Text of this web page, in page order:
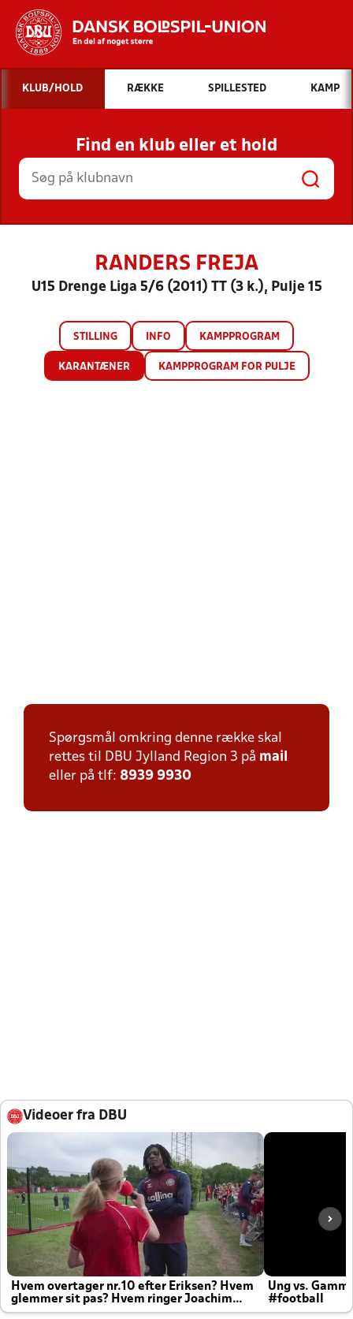
Hvad vil du søge efter?
INDHOLD OG NYHEDER
STILLINGER, RESULTATER, KLUBBER OG
HOLD
KLUB/HOLD RÆKKE SPILLESTED KAMP
Find en klub eller et hold
RANDERS FREJA
U15 Drenge Liga 5/6 (2011) TT (3 k.), Pulje 15
STILLING INFO KAMPPROGRAM
KARANTÆNER KAMPPROGRAM FOR PULJE
Spørgsmål omkring denne række skal
rettes til DBU Jylland Region 3 på mail
eller på tlf: 8939 9930
Videoer fra DBU
Hvem overtager nr.10 efter Eriksen? Hvem
glemmer sit pas? Hvem ringer Joachim
altid til efter kampe?
Ung vs.
#football